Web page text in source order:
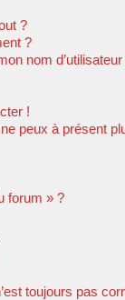
?
?
nom d’utilisateur
!
peux à présent
forum » ?
toujours pas